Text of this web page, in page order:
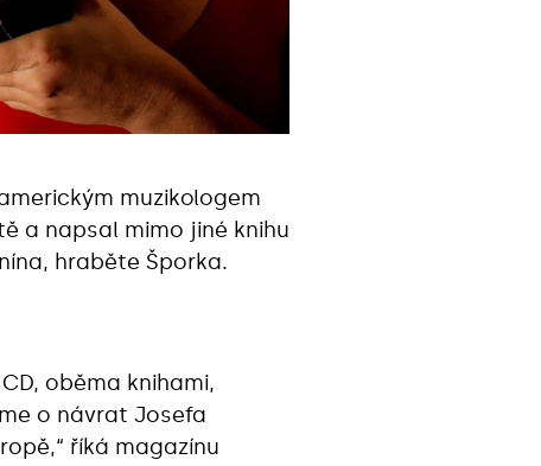
muzikologem
a napsal mimo jiné knihu
hraběte Šporka.
oběma knihami,
o návrat Josefa
říká magazínu